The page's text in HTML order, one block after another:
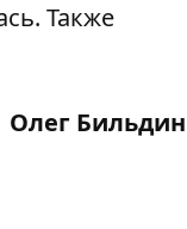
Также
Олег Бильдин